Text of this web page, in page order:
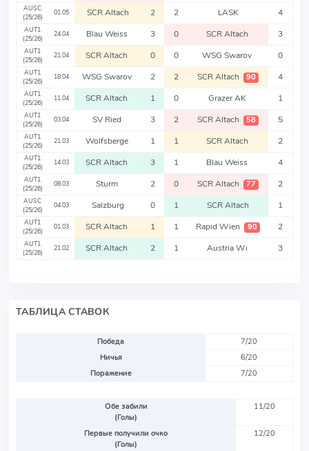
AUSC
(25/26)
01.05 SCR Altach 2 2 LASK 4
AUT1
(25/26)
24.04 Blau Weiss 3 0 SCR Altach 3
AUT1
(25/26)
21.04 SCR Altach 0 0 WSG Swarov 0
AUT1
(25/26)
18.04 WSG Swarov 2 2 SCR Altach 90 4
AUT1
(25/26)
11.04 SCR Altach 1 0 Grazer AK 1
AUT1
(25/26)
03.04 SV Ried 3 2 SCR Altach 58 5
AUT1
(25/26)
21.03 Wolfsberge 1 1 SCR Altach 2
AUT1
(25/26)
14.03 SCR Altach 3 1 Blau Weiss 4
AUT1
(25/26)
08.03 Sturm 2 0 SCR Altach 77 2
AUSC
(25/26)
04.03 Salzburg 0 1 SCR Altach 1
AUT1
(25/26)
01.03 SCR Altach 1 1 Rapid Wien 90 2
AUT1
(25/26)
21.02 SCR Altach 2 1 Austria Wi 3
ТАБЛИЦА СТАВОК
Победа
7/20
Ничья
6/20
Поражение
7/20
Обе забили
(Голы)
11/20
Первые получили очко
(Голы)
12/20